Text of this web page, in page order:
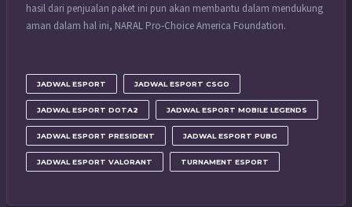
hasil dari penjualan paket ini pun akan membantu dalam mendukung
aman dalam hal ini, NARAL Pro-Choice America Foundation.
JADWAL ESPORT JADWAL ESPORT CSGO
JADWAL ESPORT DOTA2 JADWAL ESPORT MOBILE LEGENDS
JADWAL ESPORT PRESIDENT JADWAL ESPORT PUBG
JADWAL ESPORT VALORANT TURNAMENT ESPORT